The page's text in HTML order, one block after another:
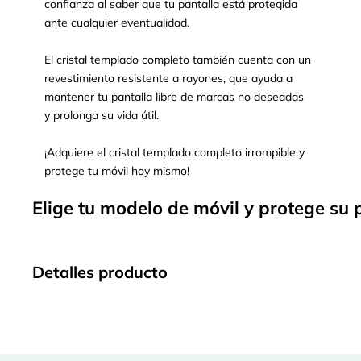
confianza al saber que tu pantalla está protegida
ante cualquier eventualidad.
El cristal templado completo también cuenta con un
revestimiento resistente a rayones, que ayuda a
mantener tu pantalla libre de marcas no deseadas
y prolonga su vida útil.
¡Adquiere el cristal templado completo irrompible y
protege tu móvil hoy mismo!
Elige tu modelo de móvil y protege su
Detalles producto